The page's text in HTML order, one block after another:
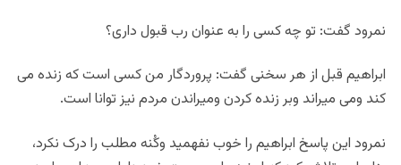
نمرود گفت: تو چه کسی را به عنوان رب قبول داری؟
ابراهیم قبل از هر سخنی گفت: پروردگار من کسی است که زنده می
کند ومی میراند وبر زنده کردن ومیراندن مردم نیز توانا است.
نمرود این پاسخ ابراهیم را خوب نفهمید وکُنه مطلب را درک نکرد،